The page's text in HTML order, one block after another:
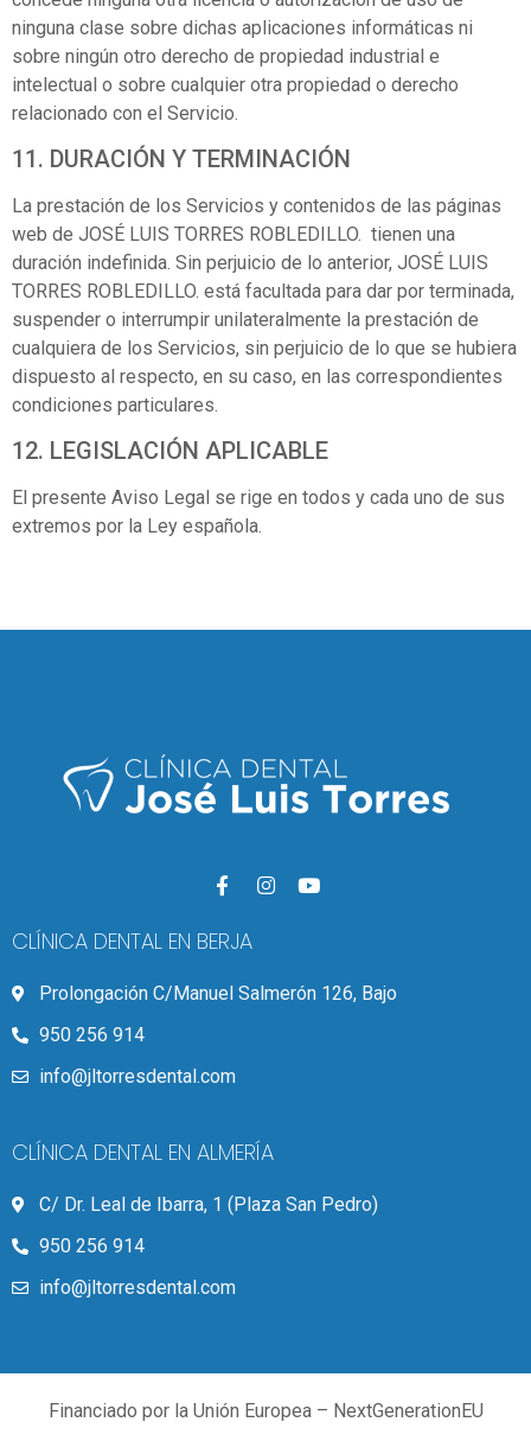
ninguna clase sobre dichas aplicaciones informáticas ni
sobre ningún otro derecho de propiedad industrial e
intelectual o sobre cualquier otra propiedad o derecho
relacionado con el Servicio.
11. DURACIÓN Y TERMINACIÓN
La prestación de los Servicios y contenidos de las páginas
web de JOSÉ LUIS TORRES ROBLEDILLO. tienen una
duración indefinida. Sin perjuicio de lo anterior, JOSÉ LUIS
TORRES ROBLEDILLO. está facultada para dar por terminada,
suspender o interrumpir unilateralmente la prestación de
cualquiera de los Servicios, sin perjuicio de lo que se hubiera
dispuesto al respecto, en su caso, en las correspondientes
condiciones particulares.
12. LEGISLACIÓN APLICABLE
El presente Aviso Legal se rige en todos y cada uno de sus
extremos por la Ley española.
CLÍNICA DENTAL EN BERJA
Prolongación C/Manuel Salmerón 126, Bajo
950 256 914
info@jltorresdental.com
CLÍNICA DENTAL EN ALMERÍA
C/ Dr. Leal de Ibarra, 1 (Plaza San Pedro)
950 256 914
info@jltorresdental.com
Financiado por la Unión Europea – NextGenerationEU